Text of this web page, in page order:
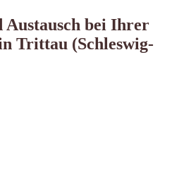
Austausch bei Ihrer
Trittau (Schleswig-